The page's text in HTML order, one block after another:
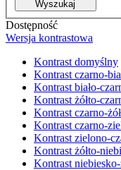
Wyszukaj
Dostępność
Wersja kontrastowa
Kontrast domyślny
Kontrast czarno-
Kontrast biało-
Kontrast żółto-
Kontrast czarno-
Kontrast czarno-
Kontrast zielono-
Kontrast żółto-
Kontrast niebiesko-